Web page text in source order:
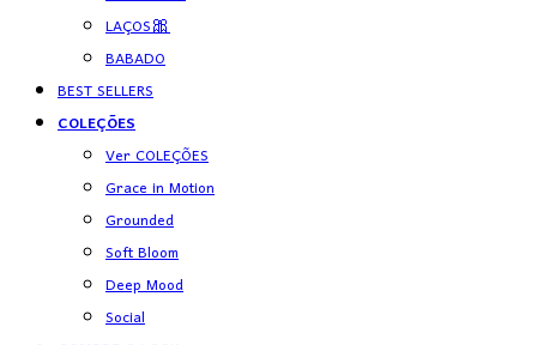
LAÇOS🎀
BABADO
BEST SELLERS
COLEÇÕES
Ver COLEÇÕES
Grace in Motion
Grounded
Soft Bloom
Deep Mood
Social